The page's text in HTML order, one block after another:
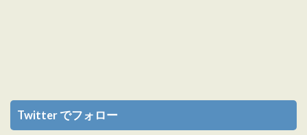
Twitter でフォロー